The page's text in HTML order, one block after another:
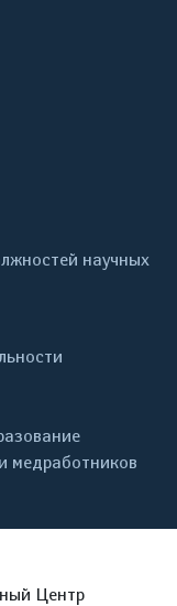
научных
медработников
Центр